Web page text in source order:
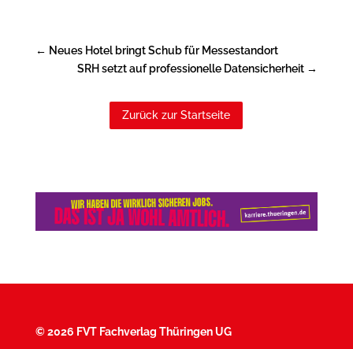
← Neues Hotel bringt Schub für Messestandort
SRH setzt auf professionelle Datensicherheit →
Zurück zur Startseite
©2026 FVT Fachverlag Thüringen UG